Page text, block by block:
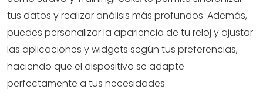
tus datos y realizar análisis más profundos. Además,
puedes personalizar la apariencia de tu reloj y ajustar
las aplicaciones y widgets según tus preferencias,
haciendo que el dispositivo se adapte
perfectamente a tus necesidades.